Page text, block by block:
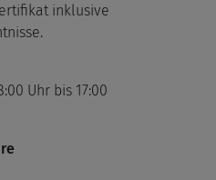
inklusive
Uhr bis 17:00